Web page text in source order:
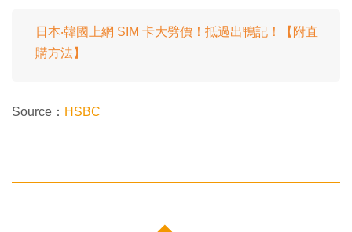
日本‧韓國上網 SIM 卡大劈價！抵過出鴨記！【附直
購方法】
Source： HSBC